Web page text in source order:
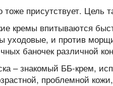
тоже присутствует. Цель
кремы впитываются
уходовые, и против
баночек различной
– знакомый ББ-крем,
проблемной